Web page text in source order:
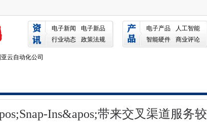
电子新闻
电子新品
行业动态
政策法规
电子产品
人工智能
智能硬件
商业评论
Ins'带来交叉渠道服务较近
务业务，用CSC合并
要在他的印度旅行中做5件事
云自动化公司
读取企业公共云练习
与网络管理的运输运营
服务器芯片中达到集成图形Ins&apos;带来交叉渠道服务较